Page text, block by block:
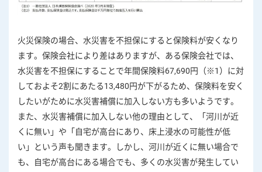
火災保険の場合、水災害を不担保にすると保険料が安くなり
ます。保険会社により差はありますが、ある保険会社では、
水災害を不担保にすることで年間保険料67,690円（※1）に対
しておよそ2割にあたる13,480円が下がるため、保険料を安く
したいがために水災害補償に加入しない方も多いようです。
また、水災害補償に加入しない他の理由として、「河川が近
くに無い」や「自宅が高台にあり、床上浸水の可能性が低
い」という声も聞きます。しかし、河川が近くに無い場合で
も、自宅が高台にある場合でも、多くの水災害が発生してい